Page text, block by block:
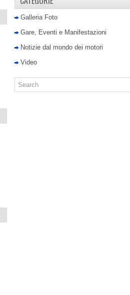
Galleria Foto
Gare, Eventi e Manifestazioni
Notizie dal mondo dei motori
Video